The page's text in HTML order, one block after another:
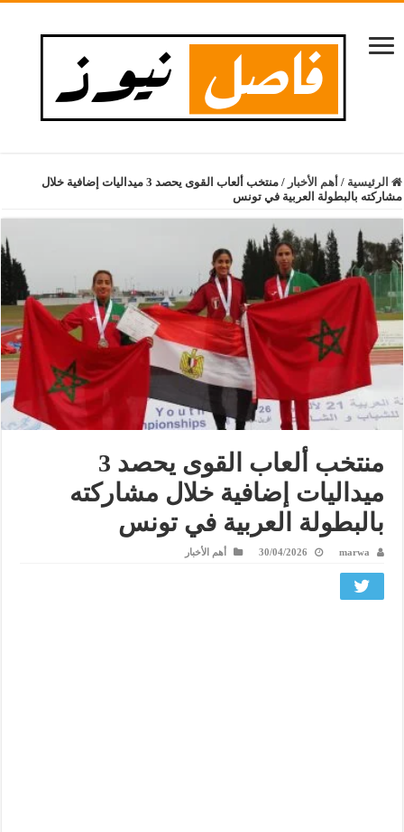
الرئيسية / أهم الأخبار /
منتخب ألعاب القوى يحصد 3 ميداليات إضافية خلال
مشاركته بالبطولة العربية في تونس
منتخب ألعاب القوى يحصد 3
ميداليات إضافية خلال مشاركته
بالبطولة العربية في تونس
marwa
30/04/2026 أهم الأخبار